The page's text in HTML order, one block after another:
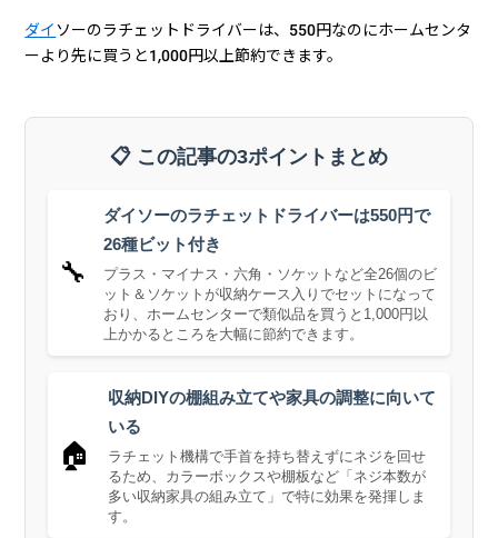
ダイ ソーのラチェットドライバーは、550円なのにホームセンタ
ーより先に買うと1,000円以上節約できます。
📋 この記事の3ポイントまとめ
🔧
ダイソーのラチェットドライバーは550円で
26種ビット付き
プラス・マイナス・六角・ソケットなど全26個のビ
ット＆ソケットが収納ケース入りでセットになって
おり、ホームセンターで類似品を買うと1,000円以
上かかるところを大幅に節約できます。
🏠
収納DIYの棚組み立てや家具の調整に向いて
いる
ラチェット機構で手首を持ち替えずにネジを回せ
るため、カラーボックスや棚板など「ネジ本数が
多い収納家具の組み立て」で特に効果を発揮しま
す。